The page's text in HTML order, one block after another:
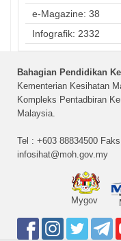
e-Magazine: 38
Infografik: 2332
Bahagian Pendidikan
Kementerian Kesihatan
Kompleks Pentadbiran
Malaysia.
Tel : +603 88834500
infosihat@moh.gov.my
Mygov